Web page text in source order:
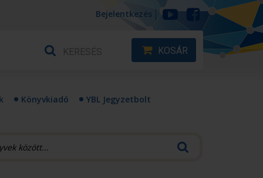
Bejelentkezés
KOSÁR
Könyvkiadó YBL Jegyzetbolt